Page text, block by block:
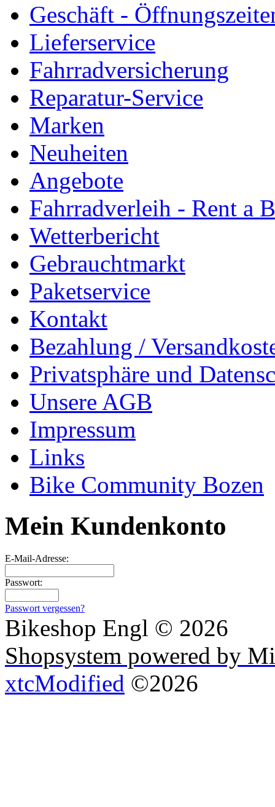
Geschäft -
Lieferservice
Fahrradversicherung
Reparatur-Service
Marken
Neuheiten
Angebote
Fahrradverleih - Rent a
Wetterbericht
Gebrauchtmarkt
Paketservice
Kontakt
Bezahlung /
Privatsphäre und
Unsere AGB
Impressum
Links
Bike Community Bozen
Mein Kundenkonto
E-Mail-Adresse:
Passwort:
Passwort vergessen?
Bikeshop Engl © 2026
Shopsystem powered by
xtcModified ©2026